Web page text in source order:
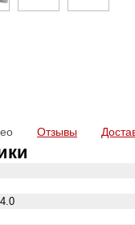
Отзывы